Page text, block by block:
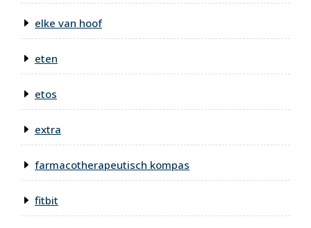
elke van hoof
eten
etos
extra
farmacotherapeutisch kompas
fitbit